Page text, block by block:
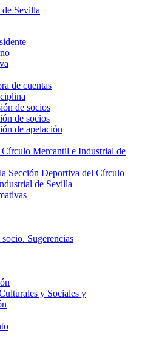
de cuentas
de socios
de socios
de apelación
Círculo Mercantil e Industrial de
Sección Deportiva del Círculo
de Sevilla
Sugerencias
y Sociales y